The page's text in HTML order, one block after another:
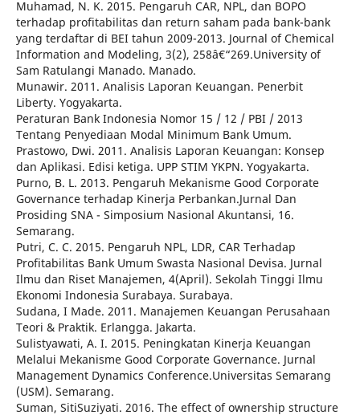
Muhamad, N. K. 2015. Pengaruh CAR, NPL, dan BOPO
terhadap profitabilitas dan return saham pada bank-bank
yang terdaftar di BEI tahun 2009-2013. Journal of Chemical
Information and Modeling, 3(2), 258â€“269.University of
Sam Ratulangi Manado. Manado.
Munawir. 2011. Analisis Laporan Keuangan. Penerbit
Liberty. Yogyakarta.
Peraturan Bank Indonesia Nomor 15 / 12 / PBI / 2013
Tentang Penyediaan Modal Minimum Bank Umum.
Prastowo, Dwi. 2011. Analisis Laporan Keuangan: Konsep
dan Aplikasi. Edisi ketiga. UPP STIM YKPN. Yogyakarta.
Purno, B. L. 2013. Pengaruh Mekanisme Good Corporate
Governance terhadap Kinerja Perbankan.Jurnal Dan
Prosiding SNA - Simposium Nasional Akuntansi, 16.
Semarang.
Putri, C. C. 2015. Pengaruh NPL, LDR, CAR Terhadap
Profitabilitas Bank Umum Swasta Nasional Devisa. Jurnal
Ilmu dan Riset Manajemen, 4(April). Sekolah Tinggi Ilmu
Ekonomi Indonesia Surabaya. Surabaya.
Sudana, I Made. 2011. Manajemen Keuangan Perusahaan
Teori & Praktik. Erlangga. Jakarta.
Sulistyawati, A. I. 2015. Peningkatan Kinerja Keuangan
Melalui Mekanisme Good Corporate Governance. Jurnal
Management Dynamics Conference.Universitas Semarang
(USM). Semarang.
Suman, SitiSuziyati. 2016. The effect of ownership structure